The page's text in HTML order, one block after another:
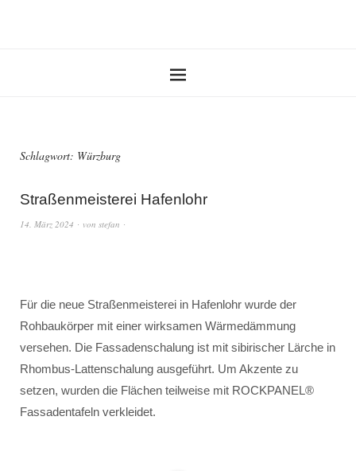
Schlagwort: Würzburg
Straßenmeisterei Hafenlohr
14. März 2024 von stefan
Für die neue Straßenmeisterei in Hafenlohr wurde der
Rohbaukörper mit einer wirksamen Wärmedämmung
versehen. Die Fassadenschalung ist mit sibirischer Lärche in
Rhombus-Lattenschalung ausgeführt. Um Akzente zu
setzen, wurden die Flächen teilweise mit ROCKPANEL®
Fassadentafeln verkleidet.